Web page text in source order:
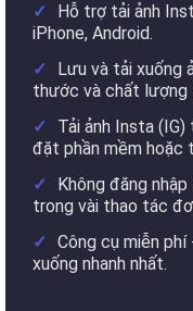
Hỗ trợ tải ảnh
iPhone, Android.
Lưu và tải xuống
thước và chất lượng
Tải ảnh Insta
đặt phần mềm hoặc
Không đăng
trong vài thao tác
Công cụ miễn
xuống nhanh nhất.